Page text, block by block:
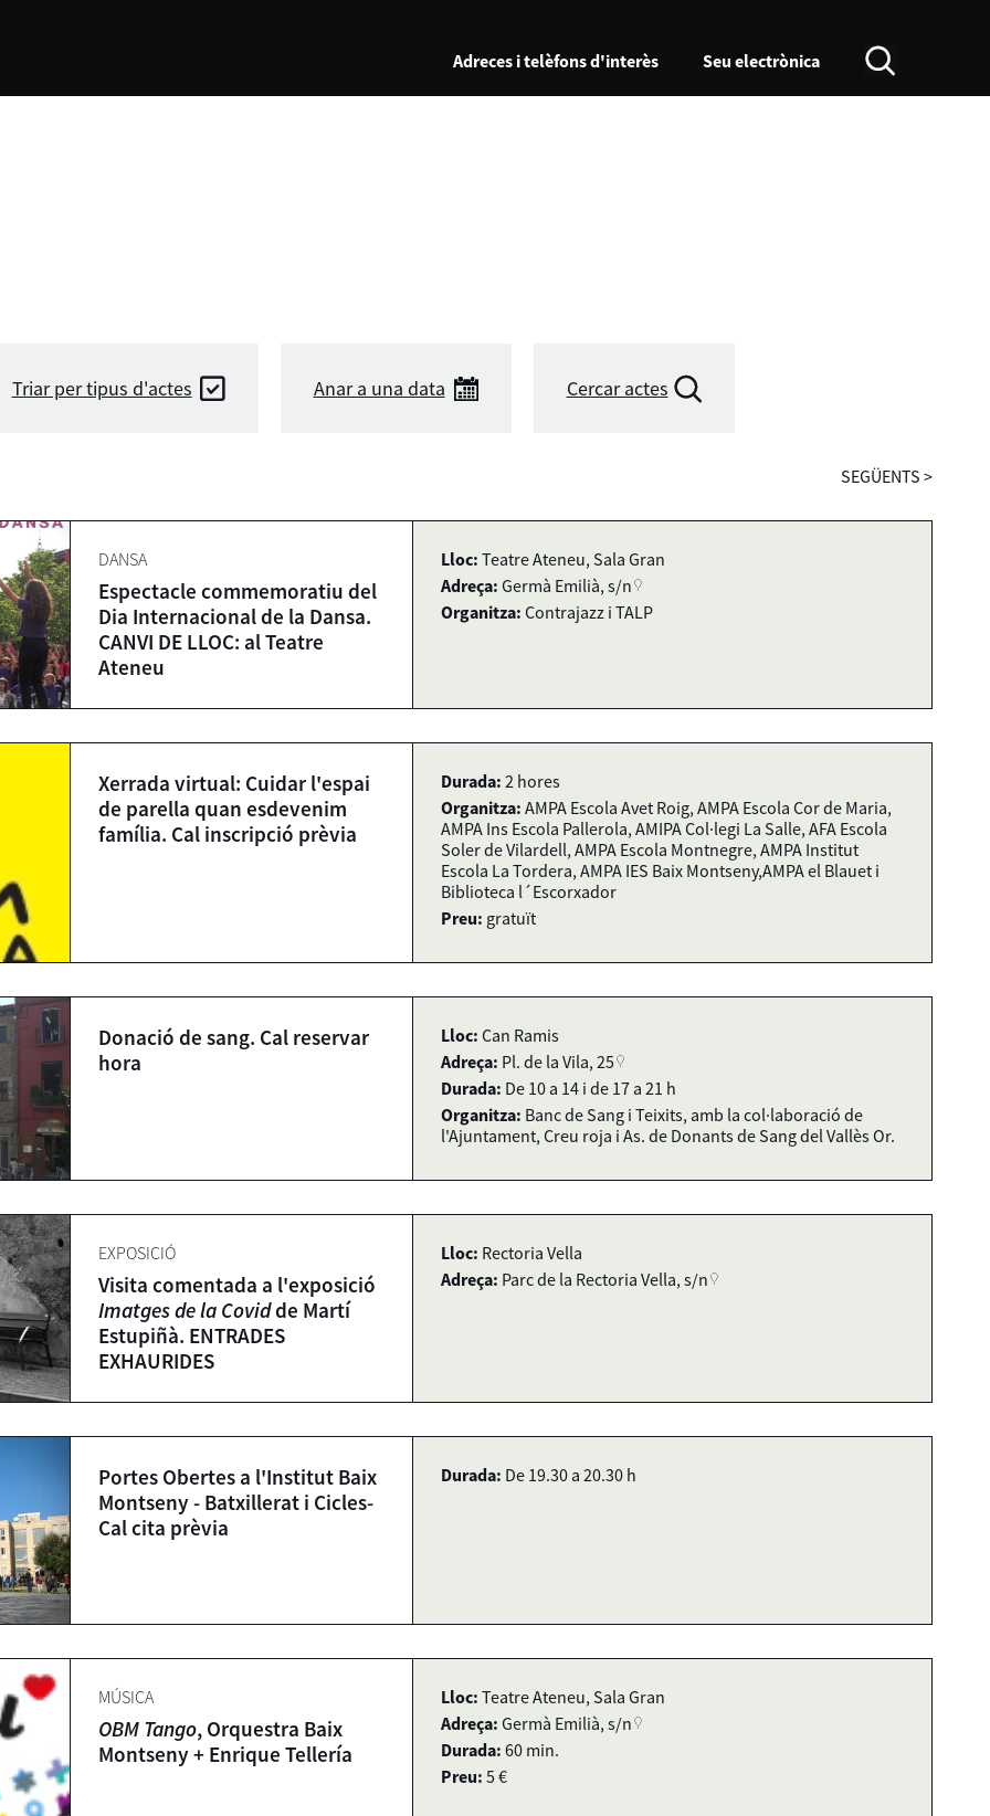
Adreces i telèfons d'interès Seu electrònica
Triar per tipus d'actes Anar a una data Cercar actes
SEGÜENTS >
DANSA
Espectacle commemoratiu del
Dia Internacional de la Dansa.
CANVI DE LLOC: al Teatre
Ateneu
Lloc: Teatre Ateneu, Sala Gran
Adreça: Germà Emilià, s/n
Organitza: Contrajazz i TALP
Xerrada virtual: Cuidar l'espai
de parella quan esdevenim
família. Cal inscripció prèvia
Durada: 2 hores
Organitza: AMPA Escola Avet Roig, AMPA Escola Cor de Maria,
AMPA Ins Escola Pallerola, AMIPA Col·legi La Salle, AFA Escola
Soler de Vilardell, AMPA Escola Montnegre, AMPA Institut
Escola La Tordera, AMPA IES Baix Montseny,AMPA el Blauet i
Biblioteca l´Escorxador
Preu: gratuït
Donació de sang. Cal reservar
hora
Lloc: Can Ramis
Adreça: Pl. de la Vila, 25
Durada: De 10 a 14 i de 17 a 21 h
Organitza: Banc de Sang i Teixits, amb la col·laboració de
l'Ajuntament, Creu roja i As. de Donants de Sang del Vallès Or.
EXPOSICIÓ
Visita comentada a l'exposició
Imatges de la Covidde Martí
Estupiñà. ENTRADES
EXHAURIDES
Lloc: Rectoria Vella
Adreça: Parc de la Rectoria Vella, s/n
Portes Obertes a l'Institut Baix
Montseny - Batxillerat i Cicles-
Cal cita prèvia
Durada: De 19.30 a 20.30 h
MÚSICA
OBM Tango, Orquestra Baix
Montseny + Enrique Tellería
Lloc: Teatre Ateneu, Sala Gran
Adreça: Germà Emilià, s/n
Durada: 60 min.
Preu: 5 €